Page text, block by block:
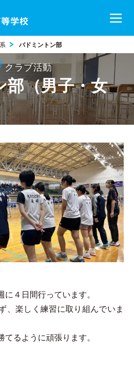
バドミントン部
クラブ活動
部（男子・女
４日間行っています。
、楽しく練習に取り組んでいま
るように頑張ります。